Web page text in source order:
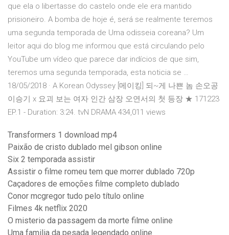
que ela o libertasse do castelo onde ele era mantido
prisioneiro. A bomba de hoje é, será se realmente teremos
uma segunda temporada de Uma odisseia coreana? Um
leitor aqui do blog me informou que está circulando pelo
YouTube um vídeo que parece dar indícios de que sim,
teremos uma segunda temporada, esta noticia se …
18/05/2018 · A Korean Odyssey [메이킹] 되~게 나쁜 놈 손오공
이승기 x 요괴 보는 여자 인간 삼장 오연서의 첫 등장 ★ 171223
EP.1 - Duration: 3:24. tvN DRAMA 434,011 views
Transformers 1 download mp4
Paixão de cristo dublado mel gibson online
Six 2 temporada assistir
Assistir o filme romeu tem que morrer dublado 720p
Caçadores de emoções filme completo dublado
Conor mcgregor tudo pelo título online
Filmes 4k netflix 2020
O misterio da passagem da morte filme online
Uma familia da pesada legendado online